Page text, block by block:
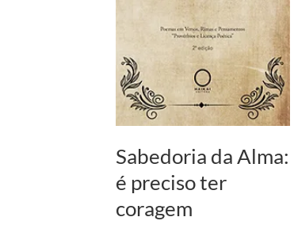
Sabedoria da Alma:
é preciso ter
coragem